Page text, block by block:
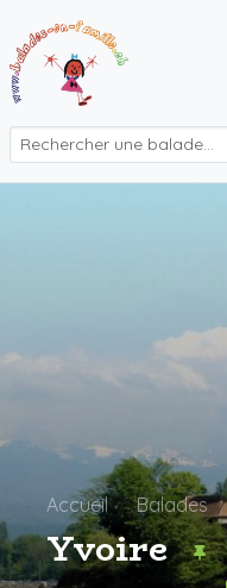
Accueil Balades
Yvoire